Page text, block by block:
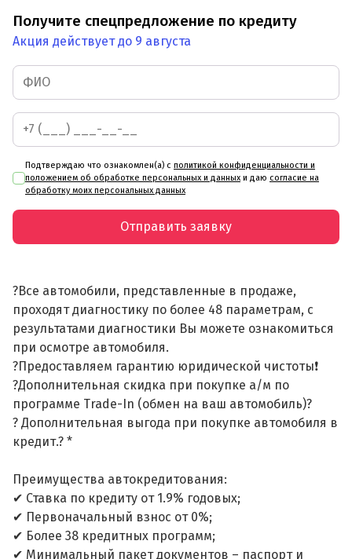
Получите спецпредложение по кредиту
Акция действует до 9 августа
Подтверждаю что ознакомлен(а) с политикой конфиденциальности и
положением об обработке персональных и данных и даю согласие на
обработку моих персональных данных
Отправить заявку
?Все автомобили, представленные в продаже,
проходят диагностику по более 48 параметрам, с
результатами диагностики Вы можете ознакомиться
при осмотре автомобиля.
?Предоставляем гарантию юридической чистоты❗
?Дополнительная скидка при покупке а/м по
программе Trade-In (обмен на ваш автомобиль)?
? Дополнительная выгода при покупке автомобиля в
кредит.? *
Преимущества автокредитования:
✔ Ставка по кредиту от 1.9% годовых;
✔ Первоначальный взнос от 0%;
✔ Более 38 кредитных программ;
✔ Минимальный пакет документов – паспорт и